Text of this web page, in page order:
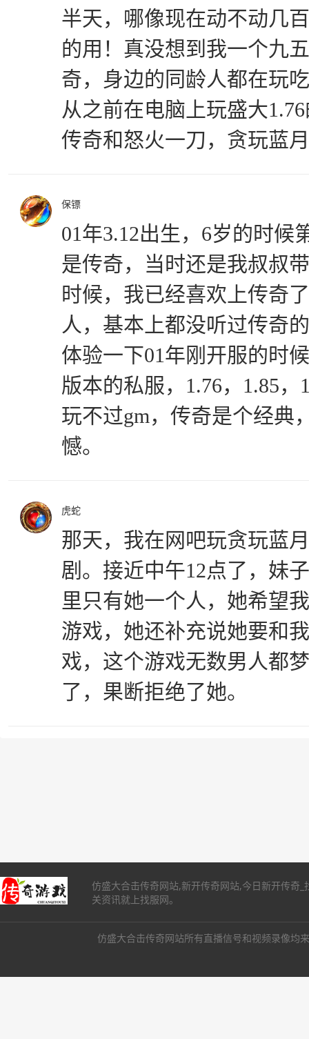
半天，哪像现在动不动几
的用！真没想到我一个九
奇，身边的同龄人都在玩
从之前在电脑上玩盛大
传奇和怒火一刀，贪玩蓝
保镖
01年3.12出生，6岁的时候
是传奇，当时还是我叔叔
时候，我已经喜欢上传奇
人，基本上都没听过传奇
体验一下01年刚开服的时
版本的私服，1.76，1.85
玩不过gm，传奇是个经典
憾。
虎蛇
那天，我在网吧玩贪玩蓝
剧。接近中午12点了，妹
里只有她一个人，她希望
游戏，她还补充说她要和
戏，这个游戏无数男人都
了，果断拒绝了她。
仿盛大合击传奇网站,新开传奇网站,今日新开传奇
关资讯就上找服网。
仿盛大合击传奇网站所有直播信号和视频录像均